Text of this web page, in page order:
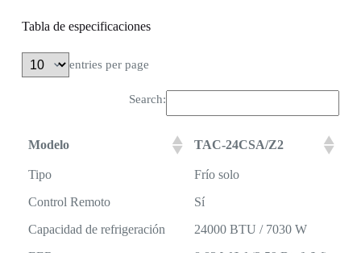
Tabla de especificaciones
entries per page
Search:
Modelo TAC-24CSA/Z2
Tipo
Frío solo
Control Remoto
Sí
Capacidad de refrigeración
24000 BTU / 7030 W